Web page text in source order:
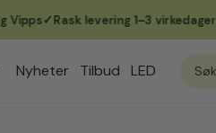
Rask levering 1–3 virkedager Fri
Nyheter Tilbud LED
Søk
etter: